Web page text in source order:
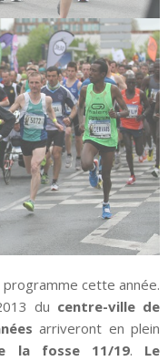
cette année.
du centre-ville de
arriveront en plein
la fosse 11/19. Le